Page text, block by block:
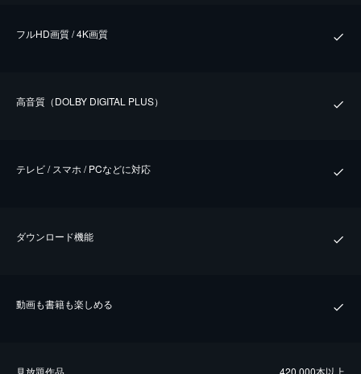
フルHD画質 / 4K画質
⾼⾳質（DOLBY DIGITAL PLUS）
テレビ / スマホ / PCなどに対応
ダウンロード機能
動画も書籍も楽しめる
⾒放題作品 420,000本以上